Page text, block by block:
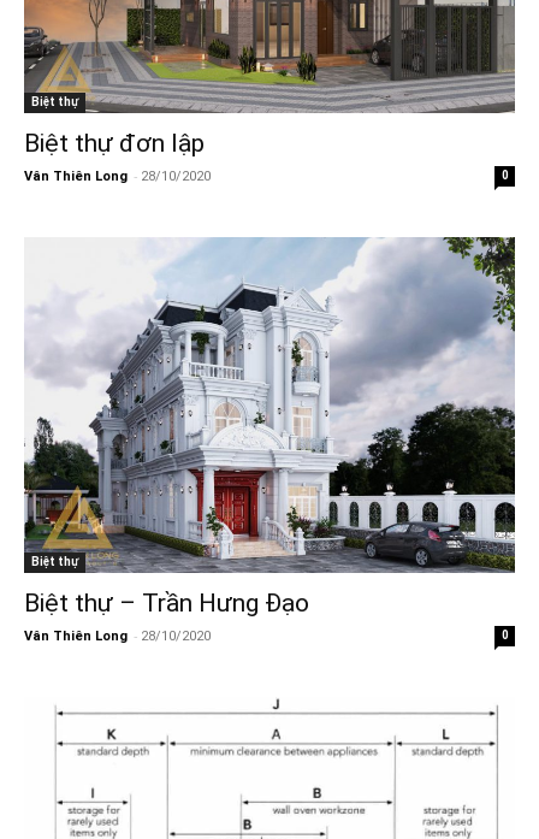
Biệt thự
Biệt thự đơn lập
Vân Thiên Long - 28/10/2020 0
Biệt thự
Biệt thự – Trần Hưng Đạo
Vân Thiên Long - 28/10/2020 0